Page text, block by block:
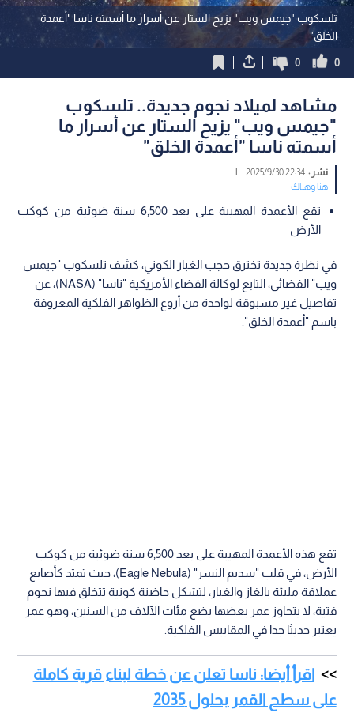
تلسكوب "جيمس ويب" يزيح الستار عن أسرار ما أسمته ناسا "أعمدة
الخلق"
0
0
مشاهد لميلاد نجوم جديدة.. تلسكوب
"جيمس ويب" يزيح الستار عن أسرار ما
أسمته ناسا "أعمدة الخلق"
نشر :22:34 2025/9/30
|
هنا وهناك
تقع الأعمدة المهيبة على بعد 6,500 سنة ضوئية من كوكب
الأرض
في نظرة جديدة تخترق حجب الغبار الكوني، كشف تلسكوب "جيمس
ويب" الفضائي، التابع لوكالة الفضاء الأمريكية "ناسا" (NASA)، عن
تفاصيل غير مسبوقة لواحدة من أروع الظواهر الفلكية المعروفة
باسم "أعمدة الخلق".
تقع هذه الأعمدة المهيبة على بعد 6,500 سنة ضوئية من كوكب
الأرض، في قلب "سديم النسر" (Eagle Nebula)، حيث تمتد كأصابع
عملاقة مليئة بالغاز والغبار، لتشكل حاضنة كونية تتخلق فيها نجوم
فتية، لا يتجاوز عمر بعضها بضع مئات الآلاف من السنين، وهو عمر
يعتبر حديثا جدا في المقاييس الفلكية.
اقرأ أيضا: ناسا تعلن عن خطة لبناء قرية كاملة
على سطح القمر بحلول 2035